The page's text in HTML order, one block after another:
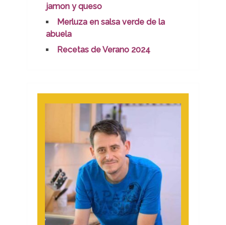
jamon y queso
Merluza en salsa verde de la
abuela
Recetas de Verano 2024